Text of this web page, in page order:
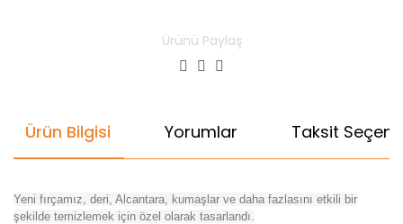
Ürünü Paylaş
Ürün Bilgisi Yorumlar Taksit
Yeni fırçamız, deri, Alcantara, kumaşlar ve daha fazlasını etkili bir
şekilde temizlemek için özel olarak tasarlandı.